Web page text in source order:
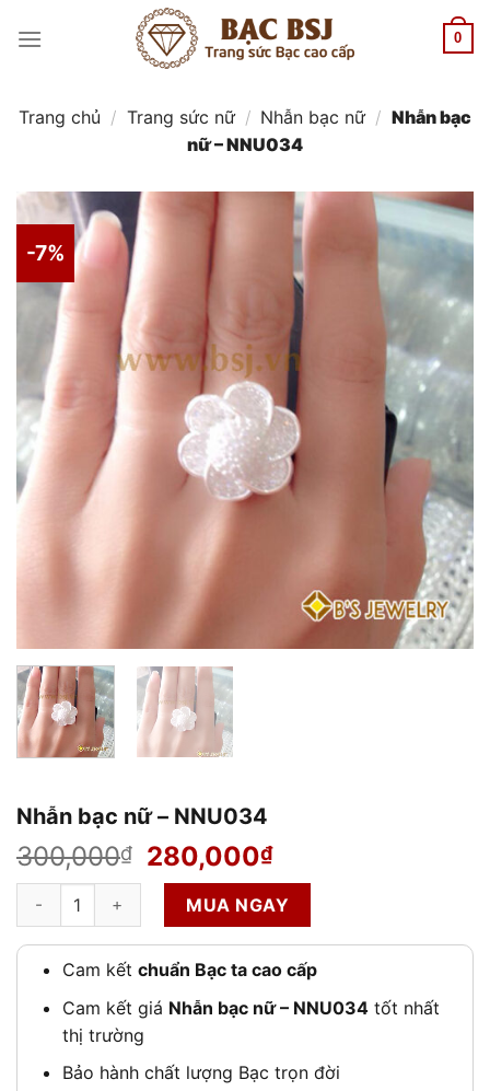
đến
0
Trang chủ / Trang sức nữ / Nhẫn bạc nữ / Nhẫn bạc
nữ – NNU034
-7%
Nhẫn bạc nữ – NNU034
300,000₫
Giá
gốc
300,000₫.
280,000₫Giá
hiện
tại
là:
280,000₫.
Nhẫn bạc nữ – NNU034 số lượng
MUA NGAY
Cam kết chuẩn Bạc ta cao cấp
Cam kết giá Nhẫn bạc nữ – NNU034tốt nhất
thị trường
Bảo hành chất lượng Bạc trọn đời